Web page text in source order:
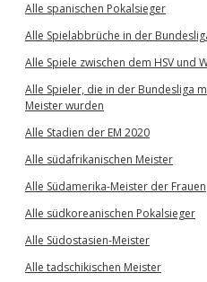
Alle spanischen Pokalsieger
Alle Spielabbrüche in der
Alle Spiele zwischen dem HSV und
Alle Spieler, die in der Bundesliga
Meister wurden
Alle Stadien der EM 2020
Alle südafrikanischen Meister
Alle Südamerika-Meister der Frauen
Alle südkoreanischen Pokalsieger
Alle Südostasien-Meister
Alle tadschikischen Meister